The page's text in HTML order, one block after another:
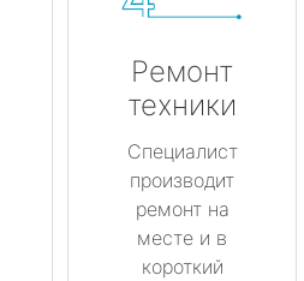
Ремонт
техники
Специалист
производит
ремонт на
месте и в
короткий